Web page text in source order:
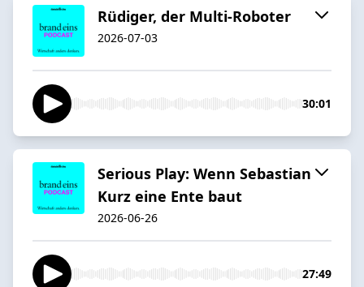
Rüdiger, der Multi-Roboter
2026-07-03
30:01
Serious Play: Wenn Sebastian
Kurz eine Ente baut
2026-06-26
27:49